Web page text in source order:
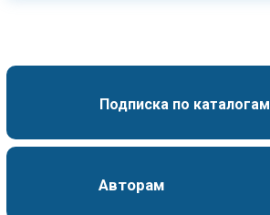
Подписка по каталогам
Авторам